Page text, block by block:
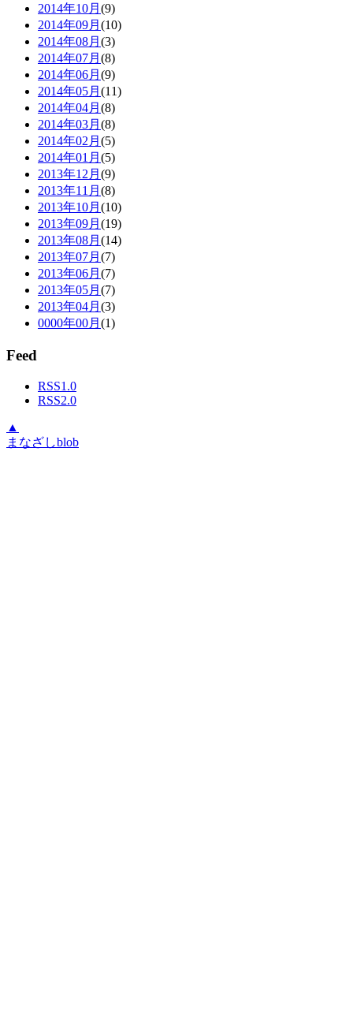
2014年10月 (9)
2014年09月 (10)
2014年08月 (3)
2014年07月 (8)
2014年06月 (9)
2014年05月 (11)
2014年04月 (8)
2014年03月 (8)
2014年02月 (5)
2014年01月 (5)
2013年12月 (9)
2013年11月 (8)
2013年10月 (10)
2013年09月 (19)
2013年08月 (14)
2013年07月 (7)
2013年06月 (7)
2013年05月 (7)
2013年04月 (3)
0000年00月 (1)
Feed
RSS1.0
RSS2.0
▲
まなざしblob